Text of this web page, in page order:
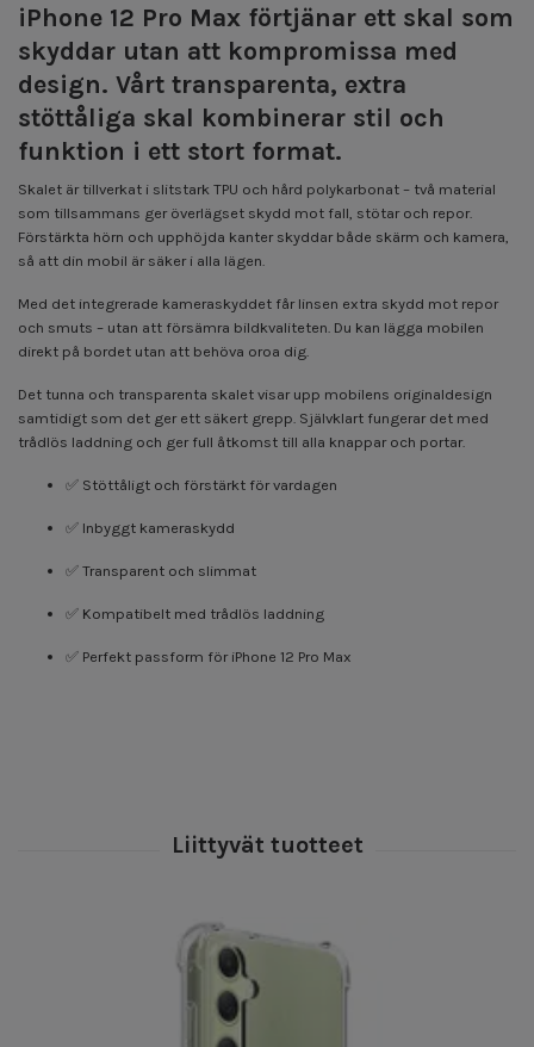
iPhone 12 Pro Max förtjänar ett skal som
skyddar utan att kompromissa med
design. Vårt transparenta, extra
stöttåliga skal kombinerar stil och
funktion i ett stort format.
Skalet är tillverkat i slitstark TPU och hård polykarbonat – två material
som tillsammans ger överlägset skydd mot fall, stötar och repor.
Förstärkta hörn och upphöjda kanter skyddar både skärm och kamera,
så att din mobil är säker i alla lägen.
Med det integrerade kameraskyddet får linsen extra skydd mot repor
och smuts – utan att försämra bildkvaliteten. Du kan lägga mobilen
direkt på bordet utan att behöva oroa dig.
Det tunna och transparenta skalet visar upp mobilens originaldesign
samtidigt som det ger ett säkert grepp. Självklart fungerar det med
trådlös laddning och ger full åtkomst till alla knappar och portar.
✅ Stöttåligt och förstärkt för vardagen
✅ Inbyggt kameraskydd
✅ Transparent och slimmat
✅ Kompatibelt med trådlös laddning
✅ Perfekt passform för iPhone 12 Pro Max